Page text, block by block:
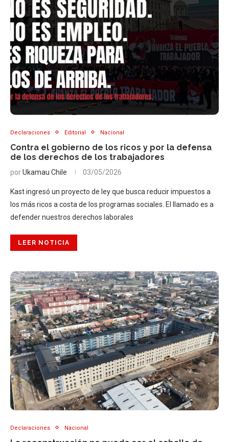
Declaraciones Editorial Nacional
Contra el gobierno de los ricos y por la defensa
de los derechos de los trabajadores
porUkamau Chile 03/05/2026
Kast ingresó un proyecto de ley que busca reducir impuestos a
los más ricos a costa de los programas sociales. El llamado es a
defender nuestros derechos laborales
LEER NOTICIA
Declaraciones Nacional